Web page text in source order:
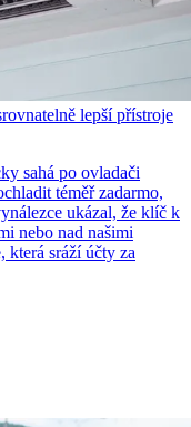
lepší přístroje
sahá po ovladači
téměř zadarmo,
ukázal, že klíč k
nebo nad našimi
která sráží účty za